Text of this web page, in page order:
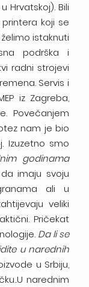
Hrvatskoj). Bili
koji se
istaknuti
podrška i
radni strojevi
Servis i
iz Zagreba,
Povečanjem
nam je bio
Izuzetno smo
godinama
imaju svoju
ali u
veliki
Pričekat
Da li se
u narednih
u Srbiju,
narednim